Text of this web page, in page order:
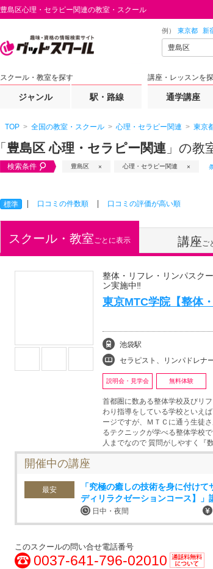
豊島区心理・セラピー関連の教室・スクール
例） 東京都 新
スクール・教室を探す
ジャンル 駅・路線
講座・レッスンを
通学講座
TOP 全国の教室・スクール 心理・セラピー関連 東京
「 豊島区 心理・セラピー関連 」の教
検索条件 豊島区 心理・セラピー関連
標準 口コミの件数順 口コミの評価が高い順
スクール・教室ごとに表示 講座ご
整体・リフレ・リンパスク
ン実施中‼
東京MTC学院【整体
池袋駅
セラピスト、リンパドレナージュ・リンパマッサージ
説明会・見学会 無料体験
首都圏に数ある整体学校及びリ
わり指導をしている学校といえ
ージですが、ＭＴＣに通う生徒
るテクニックが学べる整体学校
人までなので 質問がしやすく『
開催中の講座
最安
「究極の癒しの技術を身に付け
ディリラクゼーションコース】」
日中・夜間
このスクールの問い合せ電話番号
0037-641-796-02010